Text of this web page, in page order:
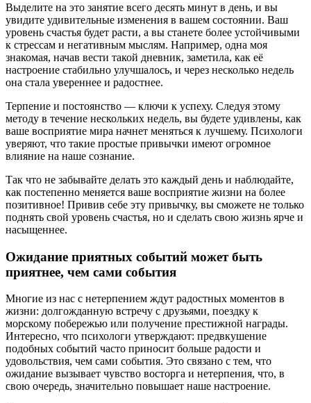
Выделите на это занятие всего десять минут в день, и вы
увидите удивительные изменения в вашем состоянии. Ваш
уровень счастья будет расти, а вы станете более устойчивыми
к стрессам и негативным мыслям. Например, одна моя
знакомая, начав вести такой дневник, заметила, как её
настроение стабильно улучшалось, и через несколько недель
она стала увереннее и радостнее.
Терпение и постоянство — ключи к успеху. Следуя этому
методу в течение нескольких недель, вы будете удивлены, как
ваше восприятие мира начнет меняться к лучшему. Психологи
уверяют, что такие простые привычки имеют огромное
влияние на наше сознание.
Так что не забывайте делать это каждый день и наблюдайте,
как постепенно меняется ваше восприятие жизни на более
позитивное! Привив себе эту привычку, вы сможете не только
поднять свой уровень счастья, но и сделать свою жизнь ярче и
насыщеннее.
Ожидание приятных событий может быть
приятнее, чем сами события
Многие из нас с нетерпением ждут радостных моментов в
жизни: долгожданную встречу с друзьями, поездку к
морскому побережью или получение престижной награды.
Интересно, что психологи утверждают: предвкушение
подобных событий часто приносит больше радости и
удовольствия, чем сами события. Это связано с тем, что
ожидание вызывает чувство восторга и нетерпения, что, в
свою очередь, значительно повышает наше настроение.